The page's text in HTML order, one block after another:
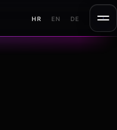
HR EN DE